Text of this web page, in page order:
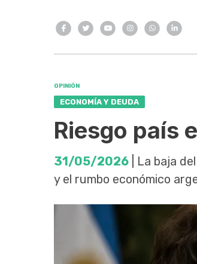
OPINIÓN
ECONOMÍA Y DEUDA
Riesgo país
31/05/2026 | La baja
y el rumbo económico